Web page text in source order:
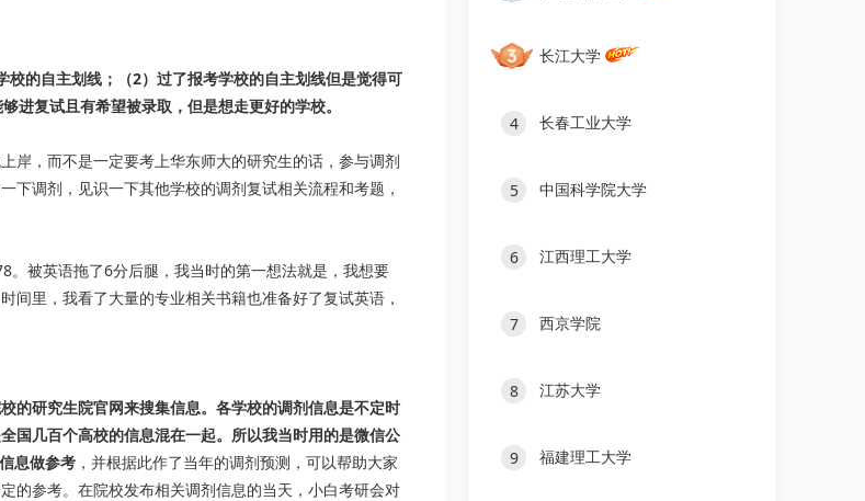
校的自主划线；（2）过了报考学校的自主划线但是觉得可
进复试且有希望被录取，但是想走更好的学校。
岸，而不是一定要考上华东师大的研究生的话，参与调剂
下调剂，见识一下其他学校的调剂复试相关流程和考题，
被英语拖了6分后腿，我当时的第一想法就是，我想要
间里，我看了大量的专业相关书籍也准备好了复试英语，
的研究生院官网来搜集信息。各学校的调剂信息是不定时
国几百个高校的信息混在一起。所以我当时用的是微信公
息做参考 ，并根据此作了当年的调剂预测，可以帮助大家
的参考。在院校发布相关调剂信息的当天，小白考研会对
长江大学
4 长春工业大学
5 中国科学院大学
6 江西理工大学
7 西京学院
8 江苏大学
9 福建理工大学